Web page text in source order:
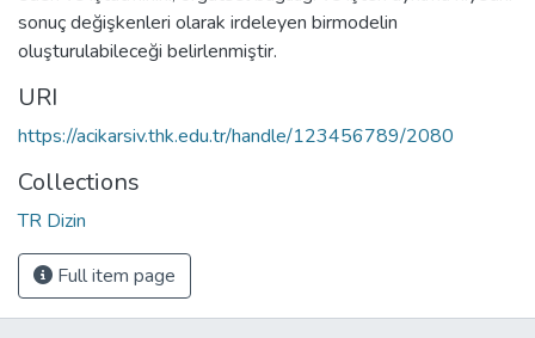
sonuç değişkenleri olarak irdeleyen birmodelin
oluşturulabileceği belirlenmiştir.
URI
https://acikarsiv.thk.edu.tr/handle/123456789/2080
Collections
TR Dizin
Full item page